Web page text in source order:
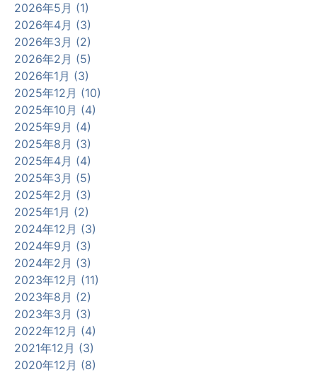
2026年5月 (1)
2026年4月 (3)
2026年3月 (2)
2026年2月 (5)
2026年1月 (3)
2025年12月 (10)
2025年10月 (4)
2025年9月 (4)
2025年8月 (3)
2025年4月 (4)
2025年3月 (5)
2025年2月 (3)
2025年1月 (2)
2024年12月 (3)
2024年9月 (3)
2024年2月 (3)
2023年12月 (11)
2023年8月 (2)
2023年3月 (3)
2022年12月 (4)
2021年12月 (3)
2020年12月 (8)